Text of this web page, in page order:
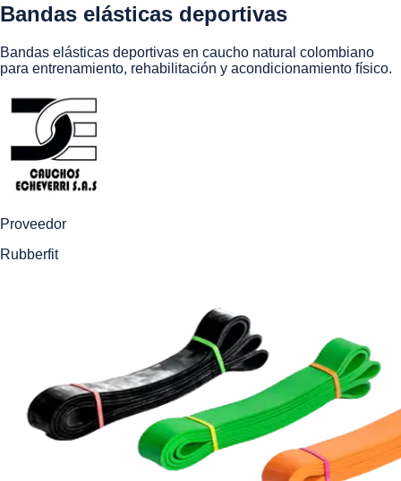
Bandas elásticas deportivas
Bandas elásticas deportivas en caucho natural colombiano
para entrenamiento, rehabilitación y acondicionamiento físico.
Proveedor
Rubberfit